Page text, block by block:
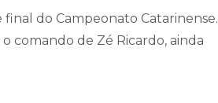
do Campeonato Catarinense.
comando de Zé Ricardo, ainda